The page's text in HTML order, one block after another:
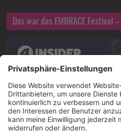
Das war das EMBRACE Festival